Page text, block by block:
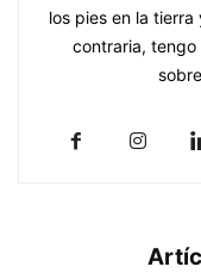
los pies en la
contraria, tengo